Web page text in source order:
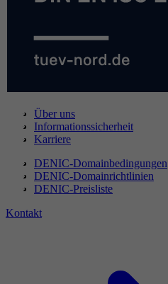
Über uns
Informationssicherheit
Karriere
DENIC-Domainbedingungen
DENIC-Domainrichtlinien
DENIC-Preisliste
Kontakt